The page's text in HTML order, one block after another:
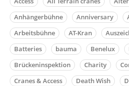
Anhängerbühne
Anniversary
Arbeitsbühne
AT-Kran
Batteries
bauma Benelux
Brückeninspektion
Charity
Cranes & Access
Death Wish